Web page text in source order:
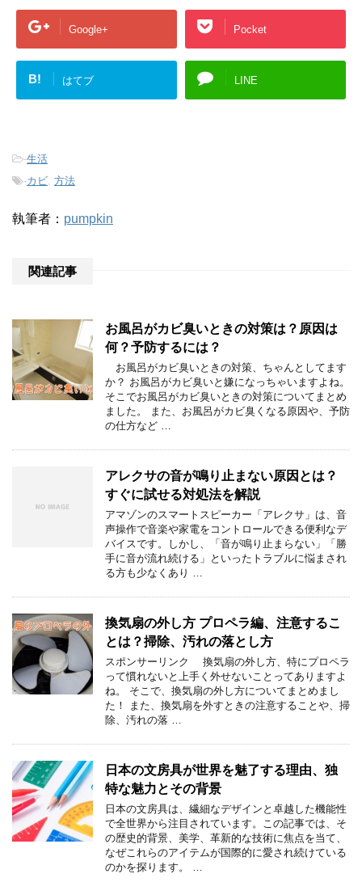
Google+ Pocket
B! はてブ LINE
-生活
-カビ, 方法
執筆者： pumpkin
関連記事
お風呂がカビ臭いときの対策は？原因は
何？予防するには？
お風呂がカビ臭いときの対策、ちゃんとしてます
か？ お風呂がカビ臭いと嫌になっちゃいますよね。
そこでお風呂がカビ臭いときの対策についてまとめ
ました。 また、お風呂がカビ臭くなる原因や、予防
の仕方など …
アレクサの音が鳴り止まない原因とは？
すぐに試せる対処法を解説
アマゾンのスマートスピーカー「アレクサ」は、音
声操作で音楽や家電をコントロールできる便利なデ
バイスです。しかし、「音が鳴り止まらない」「勝
手に音が流れ続ける」といったトラブルに悩まされ
る方も少なくあり …
換気扇の外し方 プロペラ編、注意するこ
とは？掃除、汚れの落とし方
スポンサーリンク 換気扇の外し方、特にプロペラ
って慣れないと上手く外せないことってありますよ
ね。 そこで、換気扇の外し方についてまとめまし
た！ また、換気扇を外すときの注意することや、掃
除、汚れの落 …
日本の文房具が世界を魅了する理由、独
特な魅力とその背景
日本の文房具は、繊細なデザインと卓越した機能性
で全世界から注目されています。この記事では、そ
の歴史的背景、美学、革新的な技術に焦点を当て、
なぜこれらのアイテムが国際的に愛され続けている
のかを探ります。 …